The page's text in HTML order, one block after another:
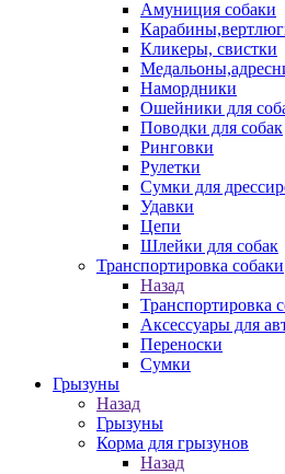
Амуниция собаки
Кликеры, свистки
Намордники
Ошейники для
Поводки для собак
Ринговки
Рулетки
Сумки для
Удавки
Цепи
Шлейки для собак
Транспортировка собаки
Назад
Транспортировка
Аксессуары для
Переноски
Сумки
Грызуны
Назад
Грызуны
Корма для грызунов
Назад